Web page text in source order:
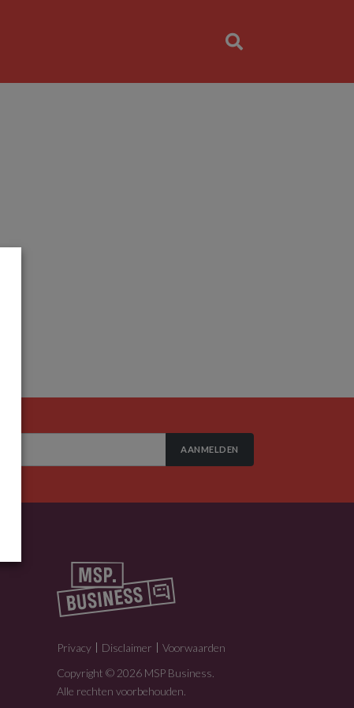
AANMELDEN
Privacy Disclaimer
Voorwaarden
Copyright © 2026 MSP Business.
Alle rechten voorbehouden.